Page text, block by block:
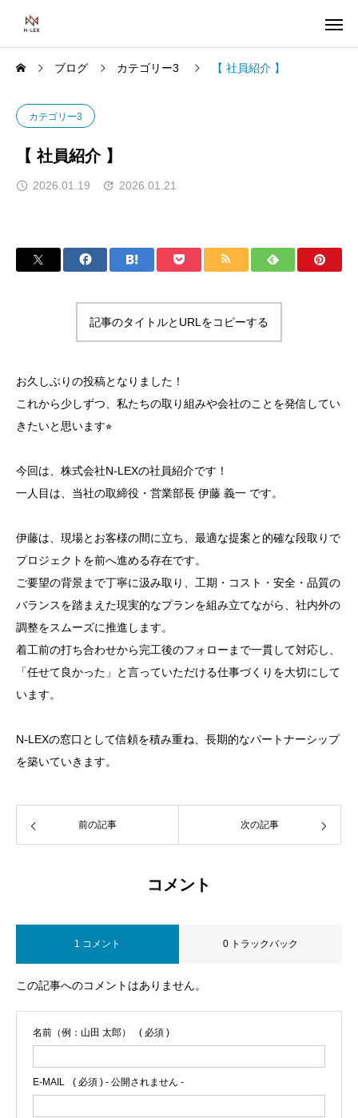
ブログ カテゴリー3 【 社員紹介 】
カテゴリー3
【 社員紹介 】
2026.01.19 2026.01.21
記事のタイトルとURLをコピーする
お久しぶりの投稿となりました！
これから少しずつ、私たちの取り組みや会社のことを発信してい
きたいと思います⭐︎
今回は、株式会社N-LEXの社員紹介です！
一人目は、当社の取締役・営業部長 伊藤 義一 です。
伊藤は、現場とお客様の間に立ち、最適な提案と的確な段取りで
プロジェクトを前へ進める存在です。
ご要望の背景まで丁寧に汲み取り、工期・コスト・安全・品質の
バランスを踏まえた現実的なプランを組み立てながら、社内外の
調整をスムーズに推進します。
着工前の打ち合わせから完工後のフォローまで一貫して対応し、
「任せて良かった」と言っていただける仕事づくりを大切にして
います。
N-LEXの窓口として信頼を積み重ね、長期的なパートナーシップ
を築いていきます。
前の記事 次の記事
コメント
1 コメント 0 トラックバック
この記事へのコメントはありません。
名前（例：山田 太郎） ( 必須 )
E-MAIL ( 必須 ) - 公開されません -